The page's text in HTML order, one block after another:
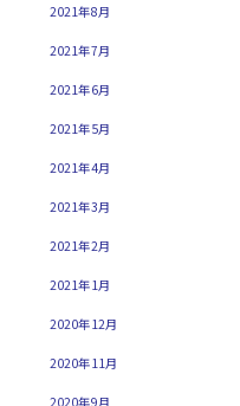
2021年8月
2021年7月
2021年6月
2021年5月
2021年4月
2021年3月
2021年2月
2021年1月
2020年12月
2020年11月
2020年9月